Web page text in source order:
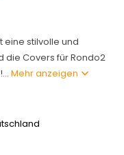
eine stilvolle und
die Covers für Rondo2
Mehr anzeigen